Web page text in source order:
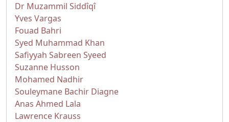
Dr Muzammil Siddîqî
Yves Vargas
Fouad Bahri
Syed Muhammad Khan
Safiyyah Sabreen Syeed
Suzanne Husson
Mohamed Nadhir
Souleymane Bachir Diagne
Anas Ahmed Lala
Lawrence Krauss